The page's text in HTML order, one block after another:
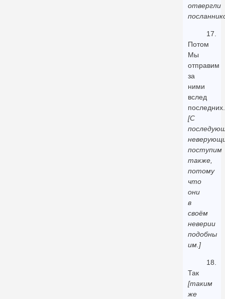
отвергли
17.
Потом
Мы
отправим
за
ними
вслед
последних.
[С
поступим
также,
потому
что
они
в
своём
неверии
подобны
им.]
18.
Так
[таким
же